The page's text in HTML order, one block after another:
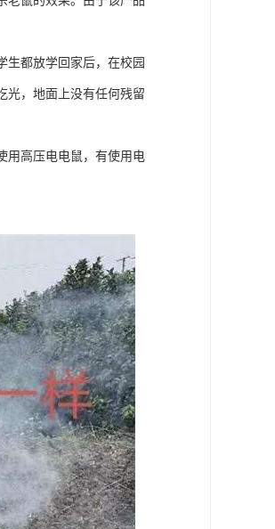
生都放学回家后，在校园
光，地面上没有任何残留
用高压电电鼠，有使用电